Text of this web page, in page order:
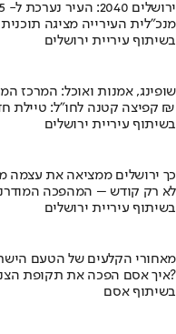
ירושלים 2040: העיר נערכת ל- 1.5 מליון תושבים
מנכ"לית העירייה מציגה
בשיתוף עיריית ירושלים
שופינג, אמנות ואוכל: המרכז
קפיצה קטנה לחו"ל: טיילת חדשה, מיצגי אמנות, וכיכרות משופצות בהשקעה של 100 מיליון ₪
בשיתוף עיריית ירושלים
כך ירושלים ממציאה את עצמה
לא רק קודש – המהפכה
בשיתוף עיריית ירושלים
מאחורי הקלעים של הטעם
איך אסם הפכה את תקופת הצנע והמחסור הקשה של שנות ה-40 למותג לאומי?
בשיתוף אסם